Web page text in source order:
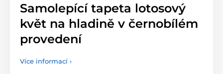
Samolepící tapeta lotosový
květ na hladině v černobílém
provedení
Více informací ›